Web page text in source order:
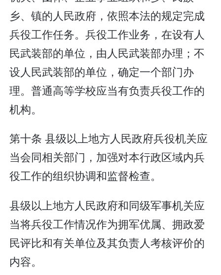
乡、镇的人民政府，依照本法的规定完成
兵役工作任务。兵役工作业务，在设有人
民武装部的单位，由人民武装部办理；不
设人民武装部的单位，确定一个部门办
理。普通高等学校应当有负责兵役工作的
机构。
第十条 县级以上地方人民政府兵役机关应
当会同相关部门，加强对本行政区域内兵
役工作的组织协调和监督检查。
县级以上地方人民政府和同级军事机关应
当将兵役工作情况作为拥军优属、拥政爱
民评比和有关单位及其负责人考核评价的
内容。